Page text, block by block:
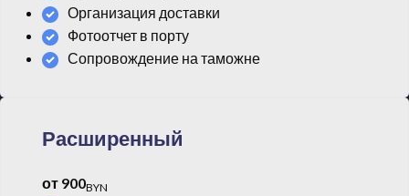
Организация доставки
Фотоотчет в порту
Сопровождение на таможне
Расширенный
от 900BYN